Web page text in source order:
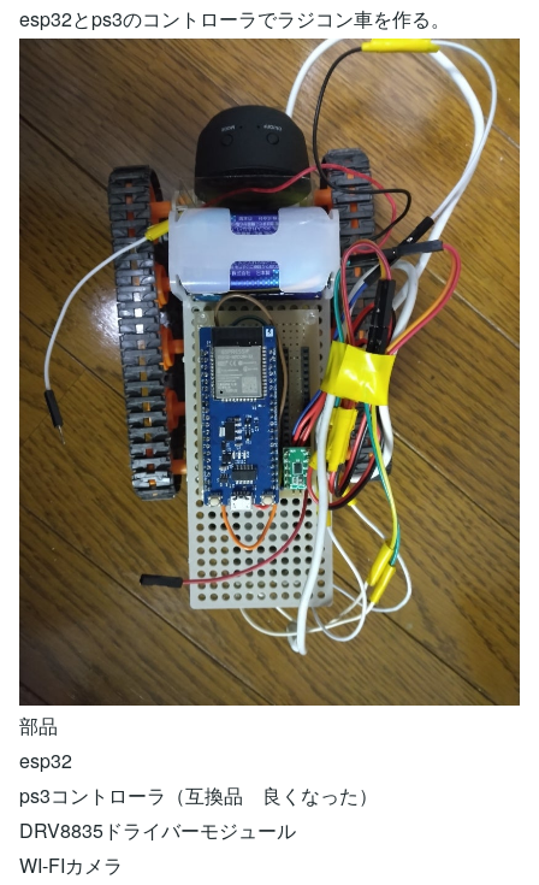
esp32とps3のコントローラでラジコン車を作る。
部品
esp32
ps3コントローラ（互換品 良くなった）
DRV8835ドライバーモジュール
WI-FIカメラ